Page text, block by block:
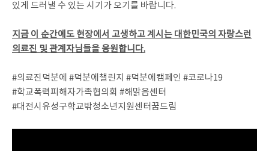
있게 드러낼 수 있는 시기가 오기를 바랍니다.
지금 이 순간에도 현장에서 고생하고 계시는 대한민국의 자랑스런
의료진 및 관계자님들을 응원합니다.
#의료진덕분에 #덕분에챌린지 #덕분에캠페인 #코로나19
#학교폭력피해자가족협의회 #해맑음센터
#대전시유성구학교밖청소년지원센터꿈드림